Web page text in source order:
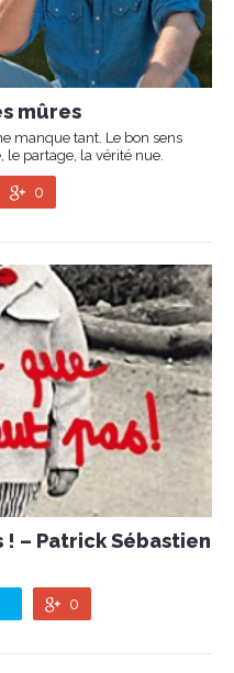
mûres
manque tant. Le bon sens
le partage, la vérité nue.
0
! – Patrick Sébastien
0